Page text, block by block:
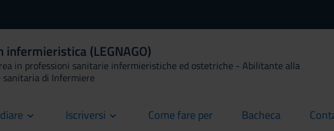
infermieristica (LEGNAGO)
in professioni sanitarie infermieristiche ed ostetriche - Abilitante alla
sanitaria di Infermiere
Iscriversi Come fare per
current Bacheca
current